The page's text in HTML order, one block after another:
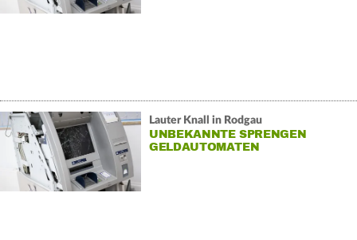
Lauter Knall in Rodgau
UNBEKANNTE SPRENGEN
GELDAUTOMATEN